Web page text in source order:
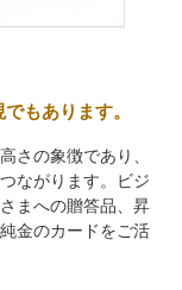
もあります。
さの象徴であり、
ながります。ビジ
まへの贈答品、昇
金のカードをご活